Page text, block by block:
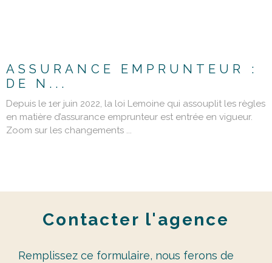
ASSURANCE EMPRUNTEUR :
DE N...
Depuis le 1er juin 2022, la loi Lemoine qui assouplit les règles
en matière d’assurance emprunteur est entrée en vigueur.
Zoom sur les changements ...
Contacter l'agence
Remplissez ce formulaire, nous ferons de